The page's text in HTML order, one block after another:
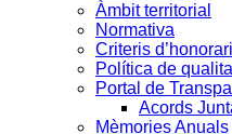
Àmbit territorial
Normativa
Criteris
Política de
Portal de
Acords
Mèmories Anuals